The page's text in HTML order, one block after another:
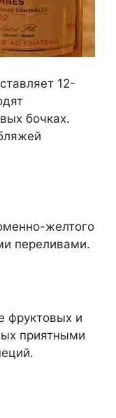
12-
бочках.
желтого
переливами.
фруктовых и
приятными